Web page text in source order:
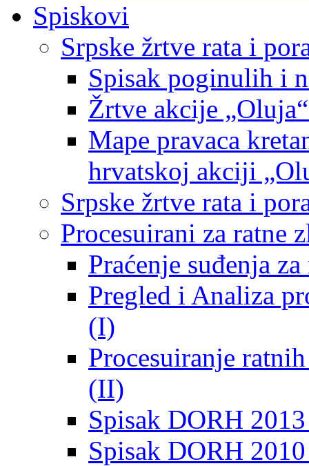
Spiskovi
Srpske žrtve rata i
Spisak poginulih i
Žrtve akcije
Mape pravaca
hrvatskoj akciji
Srpske žrtve rata i
Procesuirani za ratne
Praćenje suđenja
Pregled i Analiza
(I)
Procesuiranje
(II)
Spisak DORH
Spisak DORH